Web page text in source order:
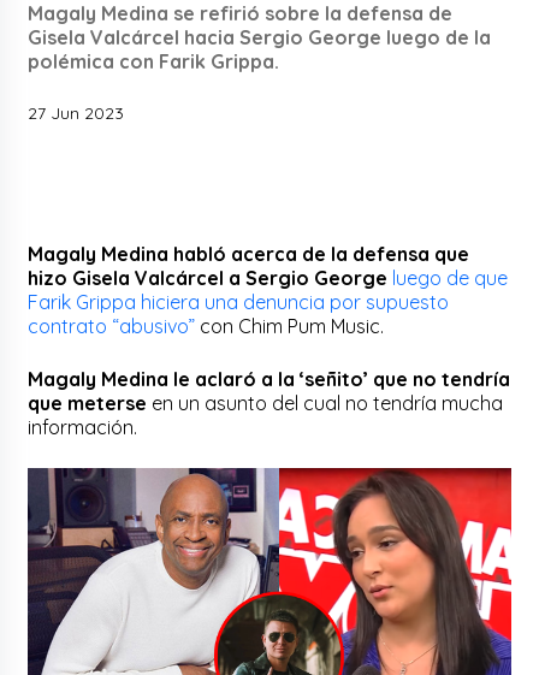
Magaly Medina se refirió sobre la defensa de
Gisela Valcárcel hacia Sergio George luego de la
polémica con Farik Grippa.
27 Jun 2023
Magaly Medina habló acerca de la defensa que
hizo Gisela Valcárcel a Sergio George luego de que
Farik Grippa hiciera una denuncia por supuesto
contrato “abusivo” con Chim Pum Music.
Magaly Medina le aclaró a la ‘señito’ que no tendría
que meterse en un asunto del cual no tendría mucha
información.